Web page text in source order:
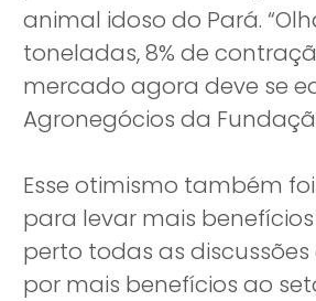
animal idoso do Pará.
toneladas, 8% de
mercado agora deve se
Agronegócios da
Esse otimismo também
para levar mais
perto todas as
por mais benefícios ao